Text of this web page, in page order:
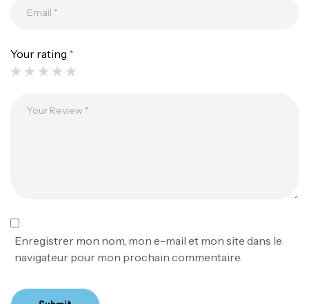
Your rating *
Enregistrer mon nom, mon e-mail et mon site dans le
navigateur pour mon prochain commentaire.
1.83m 120/250gr 30kg
Bagagerie
د.ت
د.ت378,000
Volant 3 Branches Inox T26S/35